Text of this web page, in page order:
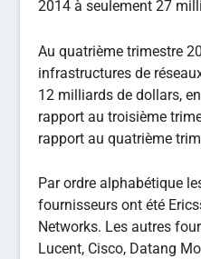
2014 à seulement 27
Au quatrième trimestre
infrastructures de
12 milliards de dollars,
rapport au troisième
rapport au quatrième
Par ordre alphabétique
fournisseurs ont été
Networks. Les autres
Lucent, Cisco, Datang